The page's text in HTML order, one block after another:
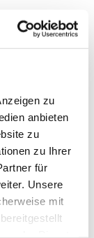
zu
anbieten
zu
zu Ihrer
für
Unsere
mit